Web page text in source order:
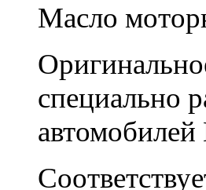
Масло
специально